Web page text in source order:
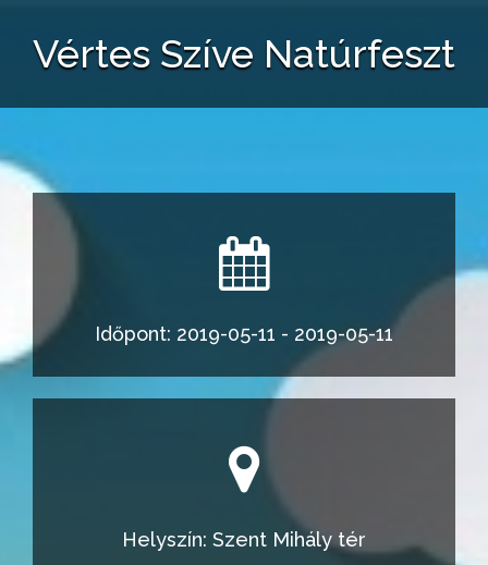
Vértes Szíve Natúrfeszt
Időpont: 2019-05-11 - 2019-05-11
Helyszín: Szent Mihály tér